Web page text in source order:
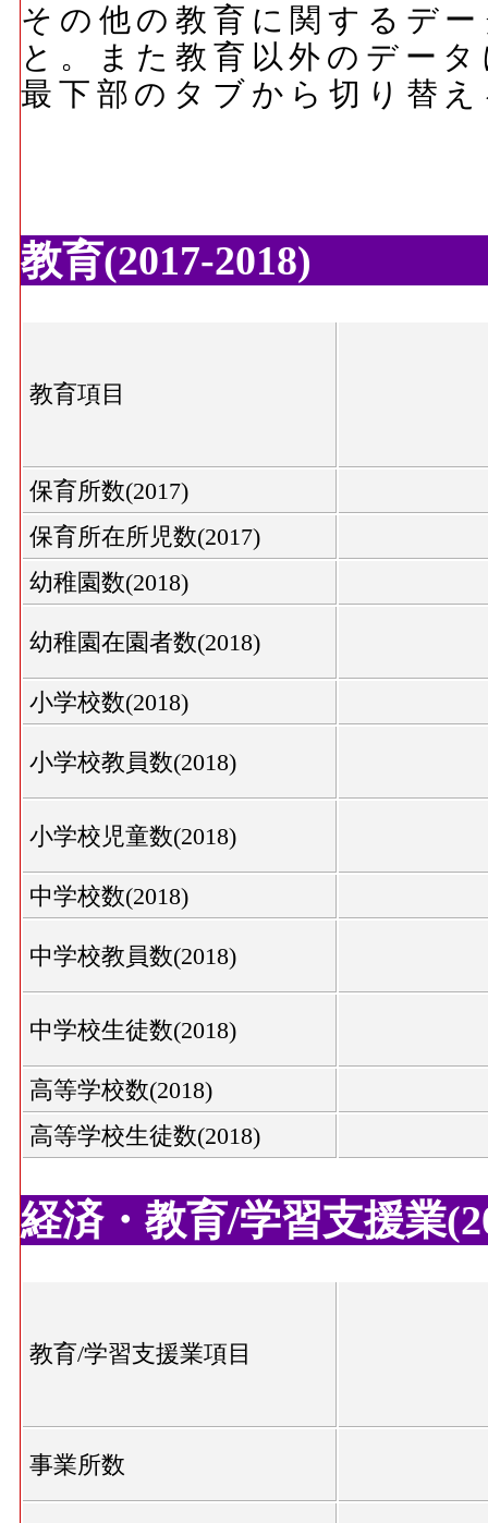
その他の教育に関するデ
と。また教育以外のデー
最下部のタブから切り替
教育(2017-2018)
教育項目
保育所数(2017)
保育所在所児数(2017)
幼稚園数(2018)
幼稚園在園者数(2018)
小学校数(2018)
小学校教員数(2018)
小学校児童数(2018)
中学校数(2018)
中学校教員数(2018)
中学校生徒数(2018)
高等学校数(2018)
高等学校生徒数(2018)
経済・教育/学習支援業
教育/学習支援業項目
事業所数